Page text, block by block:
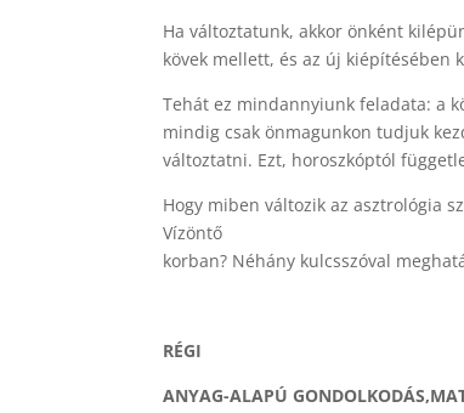
Ha változtatunk, akkor önként
kövek mellett, és az új kiépítésében
Tehát ez mindannyiunk feladata: a
mindig csak önmagunkon tudjuk
változtatni. Ezt, horoszkóptól
Hogy miben változik az asztrológia
Vízöntő
korban? Néhány kulcsszóval
ANYAG-ALAPÚ GONDOLKODÁS,